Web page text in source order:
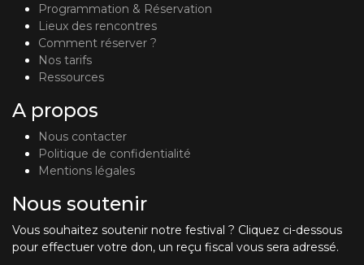
Programmation & Réservation
Lieux des rencontres
Comment réserver ?
Nos tarifs
Ressources
A propos
Nous contacter
Politique de confidentialité
Mentions légales
Nous soutenir
Vous souhaitez soutenir notre festival ? Cliquez ci-dessous
pour effectuer votre don, un reçu fiscal vous sera adressé.